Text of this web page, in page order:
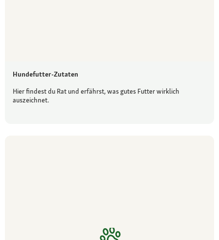
Hundefutter-Zutaten
Hier findest du Rat und erfährst, was gutes Futter wirklich
auszeichnet.